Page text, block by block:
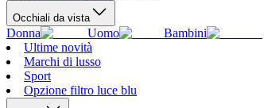
Occhiali da vista
Donna Uomo
Bambini
Ultime novità
Marchi di lusso
Sport
Opzione filtro luce blu